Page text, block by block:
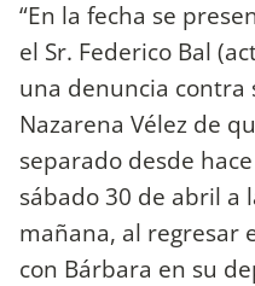
“En la fecha se
el Sr. Federico Bal
una denuncia contra
Nazarena Vélez de
separado desde
sábado 30 de abril a
mañana, al regresar
con Bárbara en su